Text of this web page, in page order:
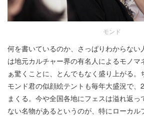
モンド
何を書いているのか、さっぱりわからない
は地元カルチャー界の有名人によるモノマ
ぁ驚くことに、とんでもなく盛り上がる。
モンド君の似顔絵テントも毎年大盛況で、
まくる。今や全国各地にフェスは溢れ返
ない名物があるというのが、特にローカル